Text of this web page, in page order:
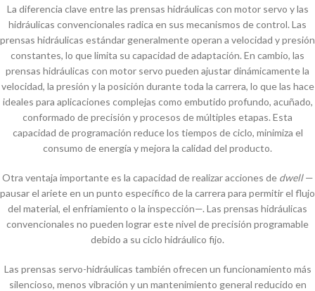
La diferencia clave entre las prensas hidráulicas con motor servo y las
hidráulicas convencionales radica en sus mecanismos de control. Las
prensas hidráulicas estándar generalmente operan a velocidad y presión
constantes, lo que limita su capacidad de adaptación. En cambio, las
prensas hidráulicas con motor servo pueden ajustar dinámicamente la
velocidad, la presión y la posición durante toda la carrera, lo que las hace
ideales para aplicaciones complejas como embutido profundo, acuñado,
conformado de precisión y procesos de múltiples etapas. Esta
capacidad de programación reduce los tiempos de ciclo, minimiza el
consumo de energía y mejora la calidad del producto.
Otra ventaja importante es la capacidad de realizar acciones de dwell—
pausar el ariete en un punto específico de la carrera para permitir el flujo
del material, el enfriamiento o la inspección—. Las prensas hidráulicas
convencionales no pueden lograr este nivel de precisión programable
debido a su ciclo hidráulico fijo.
Las prensas servo-hidráulicas también ofrecen un funcionamiento más
silencioso, menos vibración y un mantenimiento general reducido en